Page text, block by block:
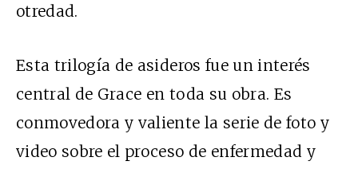
otredad.
Esta trilogía de asideros fue un interés
central de Grace en toda su obra. Es
conmovedora y valiente la serie de foto y
video sobre el proceso de enfermedad y